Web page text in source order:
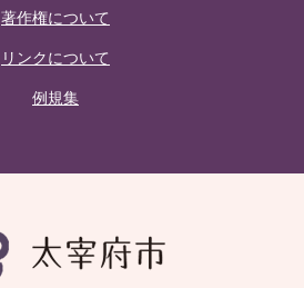
著作権について
リンクについて
例規集